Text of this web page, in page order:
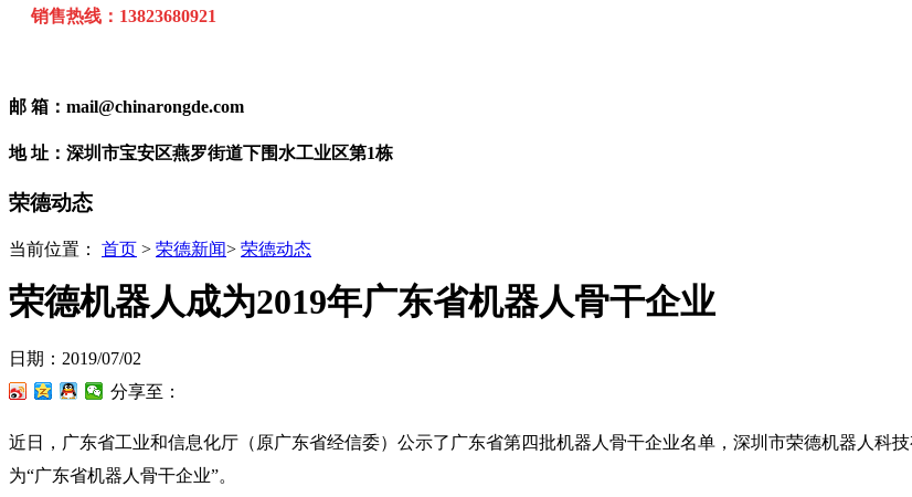
销售热线：13823680921
邮 箱：mail@chinarongde.com
地 址：深圳市宝安区燕罗街道下围水工业区第1栋
荣德动态
当前位置： 首页 > 荣德新闻> 荣德动态
荣德机器人成为2019年广东省机器人骨干企业
日期：2019/07/02
分享至：
近日，广东省工业和信息化厅（原广东省经信委）公示了广东省第四批机器人骨干企业名单，深圳市荣德机器人科
为“广东省机器人骨干企业”。